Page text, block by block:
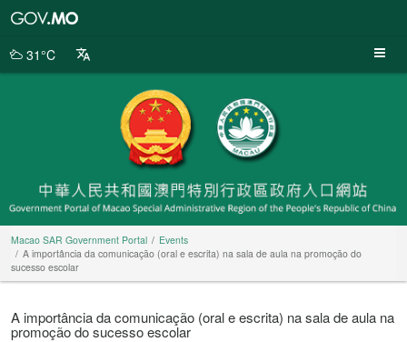
Portal
31°C
Macao SAR Government Portal
Events
A importância da comunicação (oral e escrita) na sala de aula na promoção do
sucesso escolar
A importância da comunicação (oral e escrita) na sala de aula na
promoção do sucesso escolar